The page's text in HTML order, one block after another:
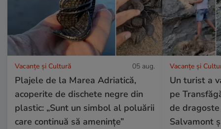
Vacanțe și Cultură 05 aug.
Plajele de la Marea Adriatică,
acoperite de dischete negre din
plastic: „Sunt un simbol al poluării
care continuă să amenințe”
Vacanțe și
Un turist a
pe
de dragoste
Salvamont